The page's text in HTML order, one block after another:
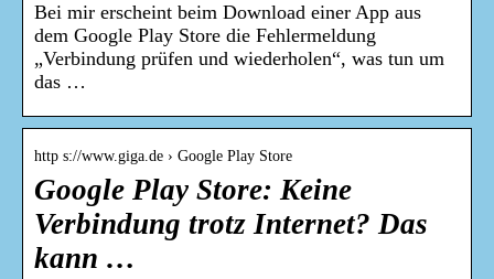
Bei mir erscheint beim Download einer App aus
dem Google Play Store die Fehlermeldung
„Verbindung prüfen und wiederholen“, was tun um
das …
http s://www.giga.de › Google Play Store
Google Play Store: Keine
Verbindung trotz Internet? Das
kann …